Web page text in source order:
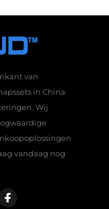
van
in China
Wij
vandaag nog